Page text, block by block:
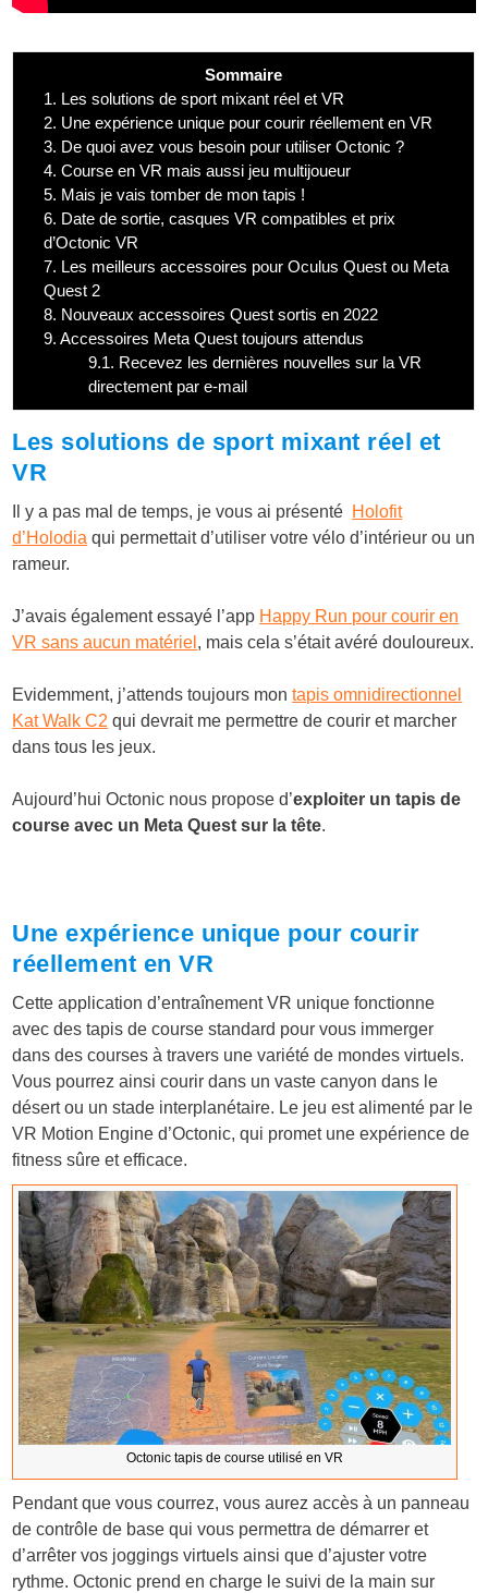
Sommaire
1. Les solutions de sport mixant réel et VR
2. Une expérience unique pour courir réellement en VR
3. De quoi avez vous besoin pour utiliser Octonic ?
4. Course en VR mais aussi jeu multijoueur
5. Mais je vais tomber de mon tapis !
6. Date de sortie, casques VR compatibles et prix
d’Octonic VR
7. Les meilleurs accessoires pour Oculus Quest ou Meta
Quest 2
8. Nouveaux accessoires Quest sortis en 2022
9. Accessoires Meta Quest toujours attendus
9.1. Recevez les dernières nouvelles sur la VR
directement par e-mail
Les solutions de sport mixant réel et
VR
Il y a pas mal de temps, je vous ai présenté Holofit
d’Holodia qui permettait d’utiliser votre vélo d’intérieur ou un
rameur.
J’avais également essayé l’app Happy Run pour courir en
VR sans aucun matériel , mais cela s’était avéré douloureux.
Evidemment, j’attends toujours montapis omnidirectionnel
Kat Walk C2 qui devrait me permettre de courir et marcher
dans tous les jeux.
Aujourd’hui Octonic nous propose d’exploiter un tapis de
course avec un Meta Quest sur la tête.
Une expérience unique pour courir
réellement en VR
Cette application d’entraînement VR unique fonctionne
avec des tapis de course standard pour vous immerger
dans des courses à travers une variété de mondes virtuels.
Vous pourrez ainsi courir dans un vaste canyon dans le
désert ou un stade interplanétaire. Le jeu est alimenté par le
VR Motion Engine d’Octonic, qui promet une expérience de
fitness sûre et efficace.
Octonic tapis de course utilisé en VR
Pendant que vous courrez, vous aurez accès à un panneau
de contrôle de base qui vous permettra de démarrer et
d’arrêter vos joggings virtuels ainsi que d’ajuster votre
rythme. Octonic prend en charge le suivi de la main sur